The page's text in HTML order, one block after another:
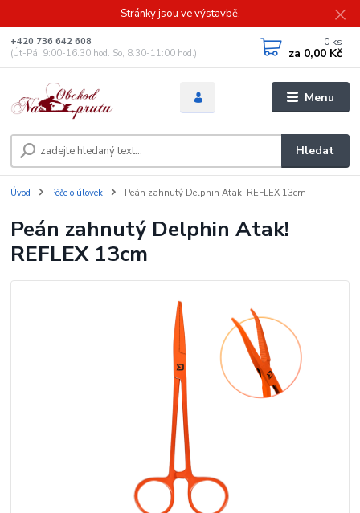
Stránky jsou ve výstavbě.
Menu
Hledat
+420 736 642 608
(Út-Pá, 9:00-16.30 hod. So, 8.30-11:00 hod.)
0 ks
za 0,00 Kč
Úvod Péče o úlovek Peán zahnutý Delphin Atak! REFLEX 13cm
Peán zahnutý Delphin Atak!
REFLEX 13cm